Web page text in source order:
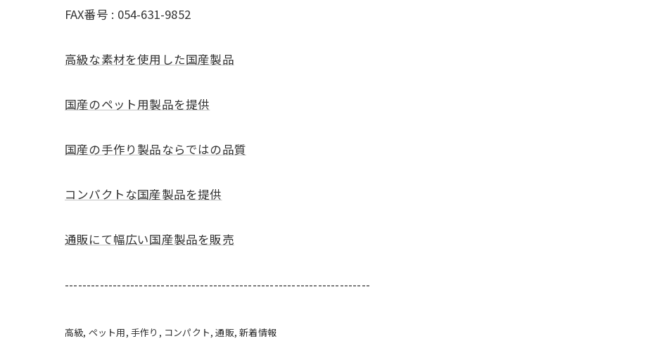
FAX番号 : 054-631-9852
高級な素材を使用した国産製品
国産のペット用製品を提供
国産の手作り製品ならではの品質
コンパクトな国産製品を提供
通販にて幅広い国産製品を販売
----------------------------------------------------------------------
高級 ペット用 手作り コンパクト 通販 新着情報